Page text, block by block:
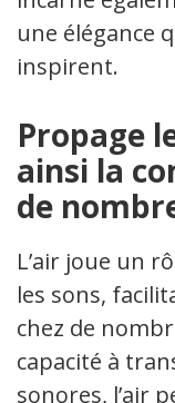
une élégance
inspirent.
Propage
ainsi la
de
L’air joue un
les sons,
chez de
capacité à
sonores, l’air